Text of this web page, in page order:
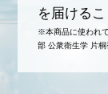
を届けるこ
※本商品に使われ
部 公衆衛生学 片桐